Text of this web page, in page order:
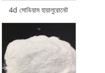
4d সোডিয়াম হায়ালুরোনেট